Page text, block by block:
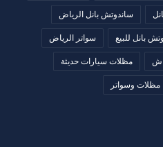
ساندوتش بانل الرياض
بانل للبيع سواتر الرياض
مظلات سيارات حديثة
مظلات وسواتر